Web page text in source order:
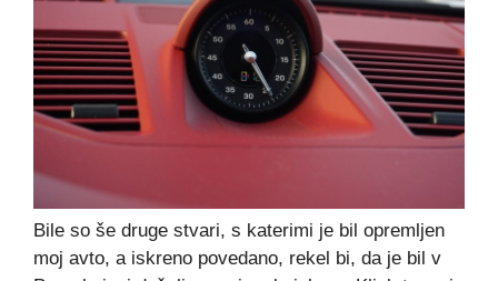
Bile so še druge stvari, s katerimi je bil opremljen
moj avto, a iskreno povedano, rekel bi, da je bil v